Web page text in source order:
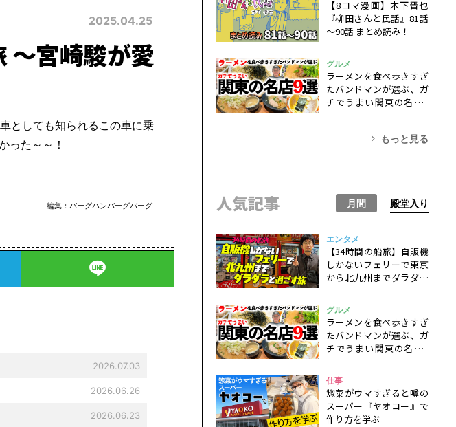
2025.04.25
～宮崎駿が愛
としても知られるこの車に乗
った～～！
編集： バーグハンバーグバーグ
2026.07.03
2026.06.26
2026.06.23
【8コマ漫画】木下晋也
『柳田さんと民話』81話
～90話 まとめ読み！
グルメ
ラーメンを食べ歩きすぎ
たバンドマンが選ぶ、ガ
チでうまい関東の名店9
もっと見る
人気記事 月間 殿堂入り
エンタメ
【34時間の船旅】自販機
しかないフェリーで東京
から北九州までダラダラ
グルメ
ラーメンを食べ歩きすぎ
たバンドマンが選ぶ、ガ
チでうまい関東の名店9
仕事
惣菜がウマすぎると噂の
スーパー『ヤオコー』で
作り方を学ぶ